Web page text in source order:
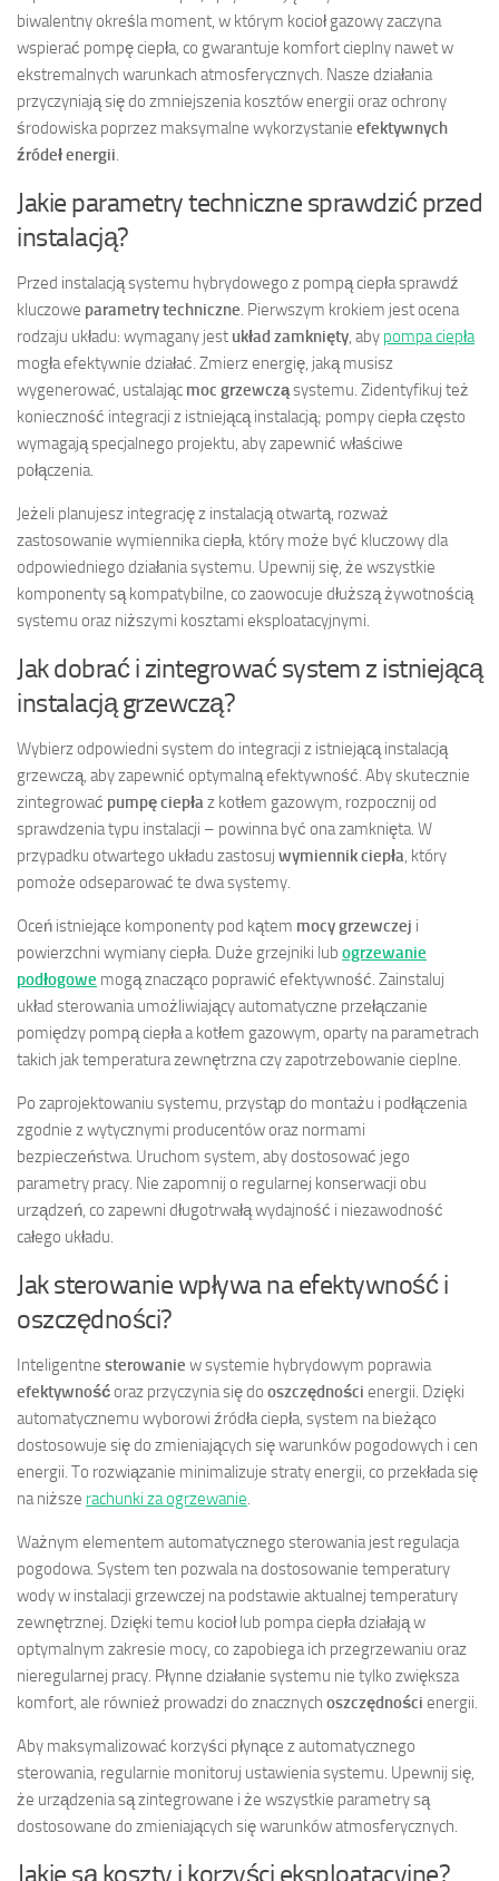
biwalentny określa moment, w którym kocioł gazowy zaczyna
wspierać pompę ciepła, co gwarantuje komfort cieplny nawet w
ekstremalnych warunkach atmosferycznych. Nasze działania
przyczyniają się do zmniejszenia kosztów energii oraz ochrony
środowiska poprzez maksymalne wykorzystanie efektywnych
źródeł energii
Jakie parametry techniczne sprawdzić przed
instalacją?
Przed instalacją systemu hybrydowego z pompą ciepła sprawdź
kluczowe parametry techniczne . Pierwszym krokiem jest ocena
rodzaju układu: wymagany jest układ zamknięty , aby pompa ciepła
mogła efektywnie działać. Zmierz energię, jaką musisz
wygenerować, ustalając moc grzewcząsystemu. Zidentyfikuj też
konieczność integracji z istniejącą instalacją; pompy ciepła często
wymagają specjalnego projektu, aby zapewnić właściwe
połączenia.
Jeżeli planujesz integrację z instalacją otwartą, rozważ
zastosowanie wymiennika ciepła, który może być kluczowy dla
odpowiedniego działania systemu. Upewnij się, że wszystkie
komponenty są kompatybilne, co zaowocuje dłuższą żywotnością
systemu oraz niższymi kosztami eksploatacyjnymi.
Jak dobrać i zintegrować system z istniejącą
instalacją grzewczą?
Wybierz odpowiedni system do integracji z istniejącą instalacją
grzewczą, aby zapewnić optymalną efektywność. Aby skutecznie
zintegrować pumpę ciepła z kotłem gazowym, rozpocznij od
sprawdzenia typu instalacji – powinna być ona zamknięta. W
przypadku otwartego układu zastosuj wymiennik ciepła , który
pomoże odseparować te dwa systemy.
Oceń istniejące komponenty pod kątem mocy grzewczej i
powierzchni wymiany ciepła. Duże grzejniki lub ogrzewanie
podłogowe mogą znacząco poprawić efektywność. Zainstaluj
układ sterowania umożliwiający automatyczne przełączanie
pomiędzy pompą ciepła a kotłem gazowym, oparty na parametrach
takich jak temperatura zewnętrzna czy zapotrzebowanie cieplne.
Po zaprojektowaniu systemu, przystąp do montażu i podłączenia
zgodnie z wytycznymi producentów oraz normami
bezpieczeństwa. Uruchom system, aby dostosować jego
parametry pracy. Nie zapomnij o regularnej konserwacji obu
urządzeń, co zapewni długotrwałą wydajność i niezawodność
całego układu.
Jak sterowanie wpływa na efektywność i
oszczędności?
Inteligentne sterowanie w systemie hybrydowym poprawia
efektywnośćoraz przyczynia się do oszczędności energii. Dzięki
automatycznemu wyborowi źródła ciepła, system na bieżąco
dostosowuje się do zmieniających się warunków pogodowych i cen
energii. To rozwiązanie minimalizuje straty energii, co przekłada się
na niższe rachunki za ogrzewanie
Ważnym elementem automatycznego sterowania jest regulacja
pogodowa. System ten pozwala na dostosowanie temperatury
wody w instalacji grzewczej na podstawie aktualnej temperatury
zewnętrznej. Dzięki temu kocioł lub pompa ciepła działają w
optymalnym zakresie mocy, co zapobiega ich przegrzewaniu oraz
nieregularnej pracy. Płynne działanie systemu nie tylko zwiększa
komfort, ale również prowadzi do znacznych oszczędności energii.
Aby maksymalizować korzyści płynące z automatycznego
sterowania, regularnie monitoruj ustawienia systemu. Upewnij się,
że urządzenia są zintegrowane i że wszystkie parametry są
dostosowane do zmieniających się warunków atmosferycznych.
Jakie są koszty i korzyści eksploatacyjne?